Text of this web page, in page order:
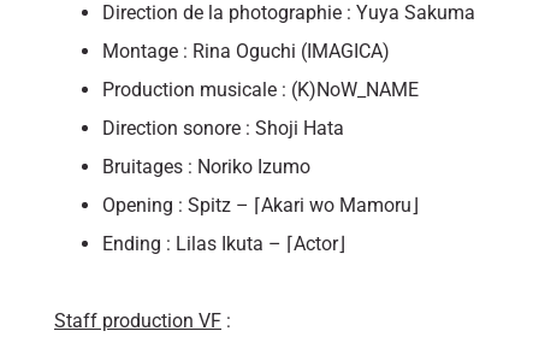
Direction de la photographie : Yuya Sakuma
Montage : Rina Oguchi (IMAGICA)
Production musicale : (K)NoW_NAME
Direction sonore : Shoji Hata
Bruitages : Noriko Izumo
Opening : Spitz – ⌈Akari wo Mamoru⌋
Ending : Lilas Ikuta – ⌈Actor⌋
Staff production VF :